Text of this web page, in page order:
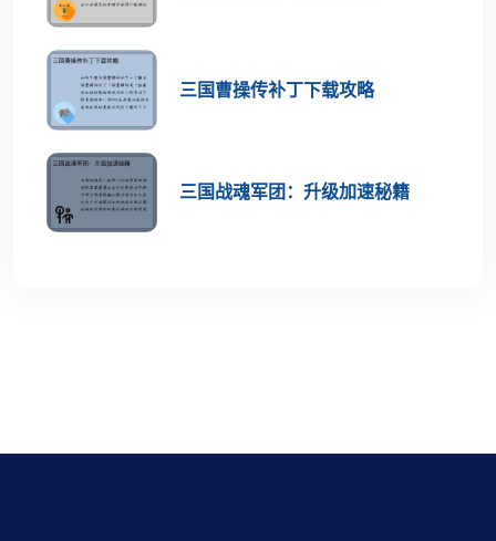
三国曹操传补丁下载攻略
三国战魂军团：升级加速秘籍